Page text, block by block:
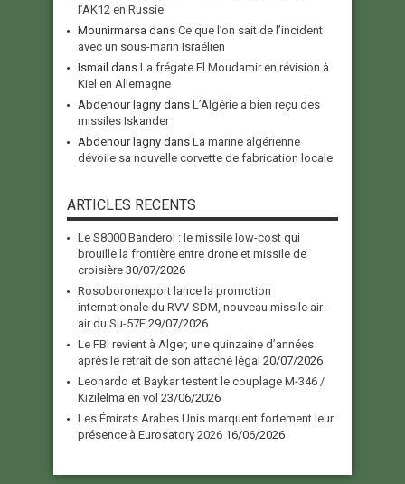
l’AK12 en Russie
Mounirmarsa dans Ce que l’on sait de l’incident
avec un sous-marin Israélien
Ismail dans La frégate El Moudamir en révision à
Kiel en Allemagne
Abdenour lagny dans L’Algérie a bien reçu des
missiles Iskander
Abdenour lagny dans La marine algérienne
dévoile sa nouvelle corvette de fabrication locale
ARTICLES RECENTS
Le S8000 Banderol : le missile low-cost qui
brouille la frontière entre drone et missile de
croisière 30/07/2026
Rosoboronexport lance la promotion
internationale du RVV-SDM, nouveau missile air-
air du Su-57E 29/07/2026
Le FBI revient à Alger, une quinzaine d’années
après le retrait de son attaché légal 20/07/2026
Leonardo et Baykar testent le couplage M-346 /
Kızılelma en vol 23/06/2026
Les Émirats Arabes Unis marquent fortement leur
présence à Eurosatory 2026 16/06/2026